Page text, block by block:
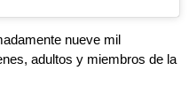
nueve mil
adultos y miembros de la